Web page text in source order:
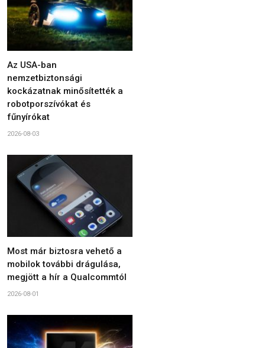
Az USA-ban
nemzetbiztonsági
kockázatnak minősítették a
robotporszívókat és
fűnyírókat
2026-08-03
Most már biztosra vehető a
mobilok további drágulása,
megjött a hír a Qualcommtól
2026-08-01